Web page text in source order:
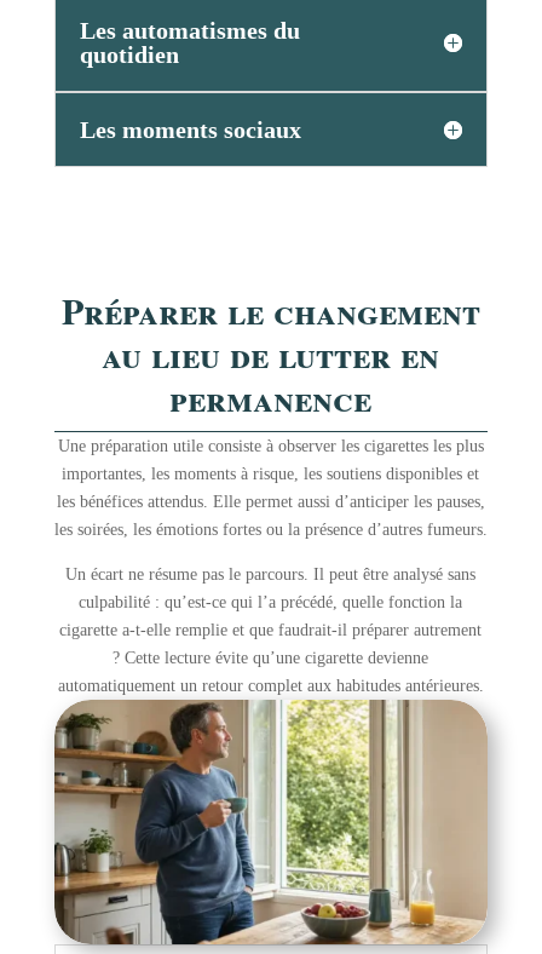
Les automatismes du
quotidien
Les moments sociaux
Préparer le changement
au lieu de lutter en
permanence
Une préparation utile consiste à observer les cigarettes les plus
importantes, les moments à risque, les soutiens disponibles et
les bénéfices attendus. Elle permet aussi d’anticiper les pauses,
les soirées, les émotions fortes ou la présence d’autres fumeurs.
Un écart ne résume pas le parcours. Il peut être analysé sans
culpabilité : qu’est-ce qui l’a précédé, quelle fonction la
cigarette a-t-elle remplie et que faudrait-il préparer autrement
? Cette lecture évite qu’une cigarette devienne
automatiquement un retour complet aux habitudes antérieures.